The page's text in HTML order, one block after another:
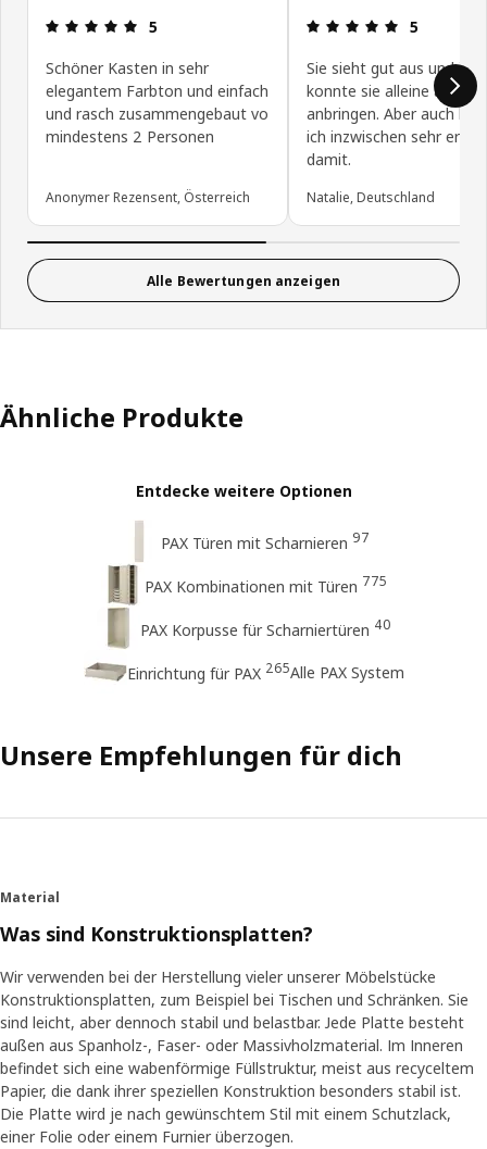
Bewertung: 5 von 5 Sterne
5
Schöner Kasten in sehr
elegantem Farbton und einfach
und rasch zusammengebaut vo
mindestens 2 Personen
Anonymer Rezensent, Österreich
5
Sie sieht gut aus und ich
konnte sie alleine am
anbringen. Aber auch
ich inzwischen sehr
damit.
Natalie, Deutschland
Alle Bewertungen anzeigen
Ähnliche Produkte
Entdecke weitere Optionen
PAX Türen mit Scharnieren 97
PAX Kombinationen mit Türen 775
PAX Korpusse für Scharniertüren 40
Einrichtung für PAX 265Alle PAX System
Unsere Empfehlungen für dich
Material
Was sind Konstruktionsplatten?
Wir verwenden bei der Herstellung vieler unserer Möbelstücke
Konstruktionsplatten, zum Beispiel bei Tischen und Schränken. Sie
sind leicht, aber dennoch stabil und belastbar. Jede Platte besteht
außen aus Spanholz-, Faser- oder Massivholzmaterial. Im Inneren
befindet sich eine wabenförmige Füllstruktur, meist aus recyceltem
Papier, die dank ihrer speziellen Konstruktion besonders stabil ist.
Die Platte wird je nach gewünschtem Stil mit einem Schutzlack,
einer Folie oder einem Furnier überzogen.